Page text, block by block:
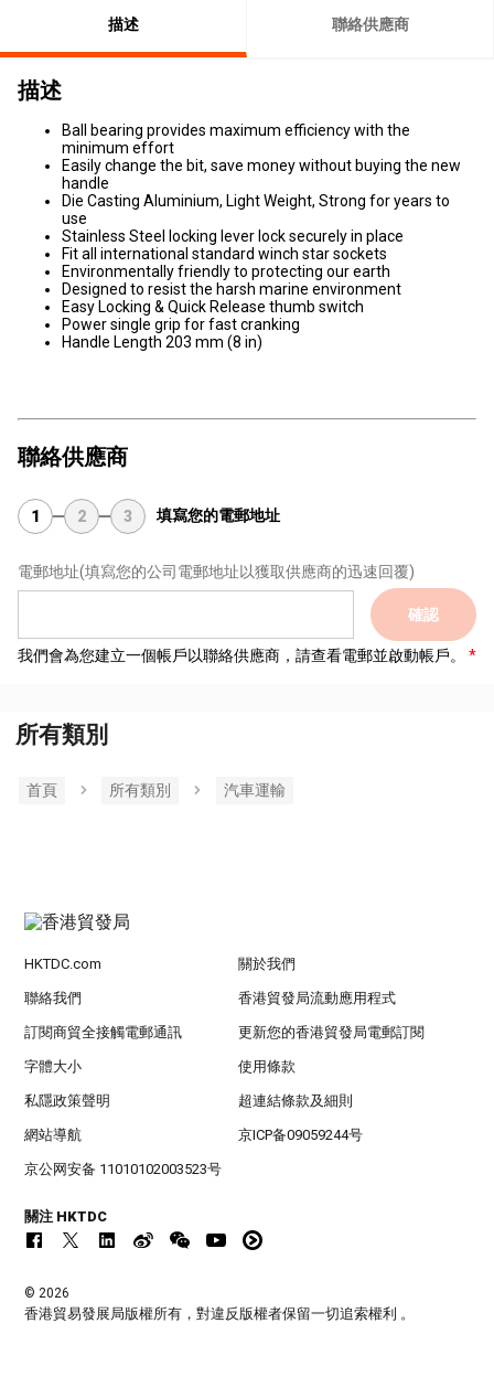
描述 聯絡供應商
描述
Ball bearing provides maximum efficiency with the
minimum effort
Easily change the bit, save money without buying the new
handle
Die Casting Aluminium, Light Weight, Strong for years to
use
Stainless Steel locking lever lock securely in place
Fit all international standard winch star sockets
Environmentally friendly to protecting our earth
Designed to resist the harsh marine environment
Easy Locking & Quick Release thumb switch
Power single grip for fast cranking
Handle Length 203 mm (8 in)
聯絡供應商
1 2 3 填寫您的電郵地址
電郵地址(填寫您的公司電郵地址以獲取供應商的迅速回覆)
確認
我們會為您建立一個帳戶以聯絡供應商，請查看電郵並啟動帳戶。
所有類別
首頁 所有類別 汽車運輸
HKTDC.com 關於我們
聯絡我們 香港貿發局流動應用程式
訂閱商貿全接觸電郵通訊 更新您的香港貿發局電郵訂閱
字體大小 使用條款
私隱政策聲明 超連結條款及細則
網站導航 京ICP备09059244号
京公网安备 11010102003523号
關注 HKTDC
© 2026
香港貿易發展局版權所有，對違反版權者保留一切追索權利 。